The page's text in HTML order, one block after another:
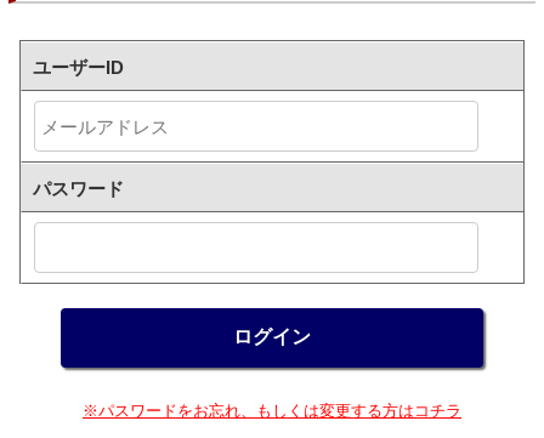
ユーザーID
パスワード
※パスワードをお忘れ、もしくは変更する方はコチラ